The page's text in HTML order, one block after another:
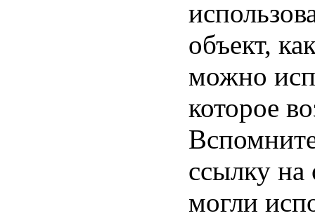
объект,
можно
которое
ссылку
могли